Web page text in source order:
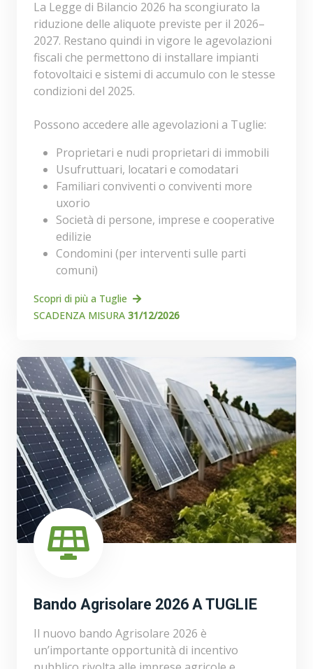
La Legge di Bilancio 2026 ha scongiurato la
riduzione delle aliquote previste per il 2026–
2027. Restano quindi in vigore le agevolazioni
fiscali che permettono di installare impianti
fotovoltaici e sistemi di accumulo con le stesse
condizioni del 2025.
Possono accedere alle agevolazioni a Tuglie:
Proprietari e nudi proprietari di immobili
Usufruttuari, locatari e comodatari
Familiari conviventi o conviventi more
uxorio
Società di persone, imprese e cooperative
edilizie
Condomini (per interventi sulle parti
comuni)
Scopri di più a Tuglie
SCADENZA MISURA 31/12/2026
Bando Agrisolare 2026 A TUGLIE
Il nuovo bando Agrisolare 2026 è
un’importante opportunità di incentivo